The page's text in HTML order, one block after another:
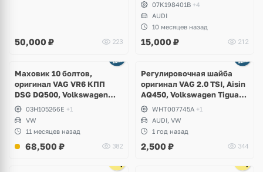
50,000 ₽ 223
07K198401B +4
AUDI
10 месяцев назад
15,000 ₽ 212
Маховик 10 болтов,
оригинал VAG VR6 КПП
DSG DQ500, Volkswagen
Teramont X, Talagon, Audi
Q6
03H105266E +1
VW
11 месяцев назад
68,500 ₽ 382
Регулировочная шайба
оригинал VAG 2.0 TSI, Aisin
AQ450, Volkswagen Tiguan
Allspace, Arteon, Atlas
Cross Sport, Teramont, Audi
Q3
WHT007745A +1
AUDI, VW
1 год назад
2,500 ₽ 344